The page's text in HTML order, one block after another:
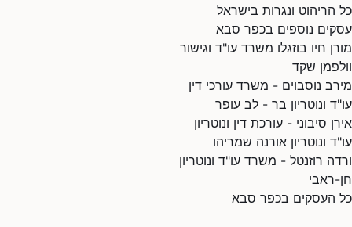
כל הריהוט ונגרות בישראל
עסקים נוספים בכפר סבא
מורן חיו בוזגלו משרד עו"ד וגישור
וולפמן שקד
מירב נוסבוים - משרד עורכי דין
עו"ד ונוטריון בר - לב עופר
אירן סיבוני - עורכת דין ונוטריון
עו"ד ונוטריון אורנה שמריהו
ורדה רוזנטל - משרד עו"ד ונוטריון
חן-ראבי
כל העסקים בכפר סבא